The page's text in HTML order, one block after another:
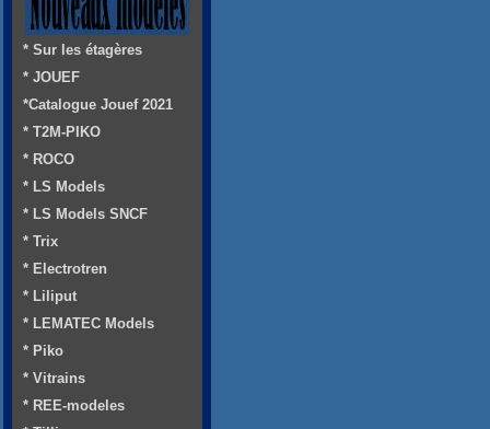
* Sur les étagères
* JOUEF
*Catalogue Jouef 2021
* T2M-PIKO
* ROCO
* LS Models
* LS Models SNCF
* Trix
* Electrotren
* Liliput
* LEMATEC Models
* Piko
* Vitrains
* REE-modeles